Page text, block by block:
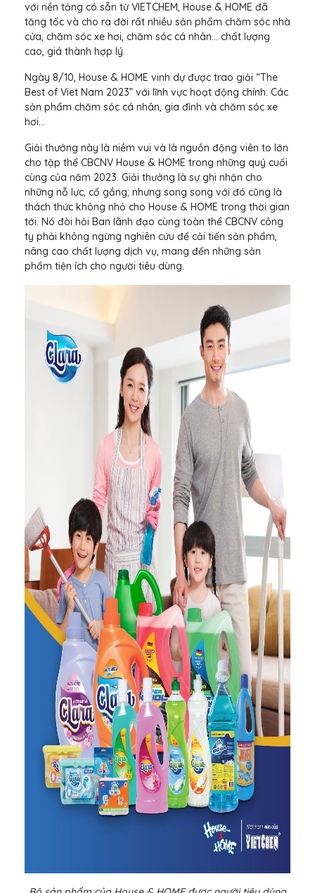
với nền tảng có sẵn từ VIETCHEM, House & HOME đã
tăng tốc và cho ra đời rất nhiều sản phẩm chăm sóc nhà
cửa, chăm sóc xe hơi, chăm sóc cá nhân… chất lượng
cao, giá thành hợp lý.
Ngày 8/10, House & HOME vinh dự được trao giải “The
Best of Viet Nam 2023” với lĩnh vực hoạt động chính: Các
sản phẩm chăm sóc cá nhân, gia đình và chăm sóc xe
hơi…
Giải thưởng này là niềm vui và là nguồn động viên to lớn
cho tập thể CBCNV House & HOME trong những quý cuối
cùng của năm 2023. Giải thưởng là sự ghi nhận cho
những nỗ lực, cố gắng; nhưng song song với đó cũng là
thách thức không nhỏ cho House & HOME trong thời gian
tới. Nó đòi hỏi Ban lãnh đạo cùng toàn thể CBCNV công
ty phải không ngừng nghiên cứu để cải tiến sản phẩm,
nâng cao chất lượng dịch vụ, mang đến những sản
phẩm tiện ích cho người tiêu dùng.